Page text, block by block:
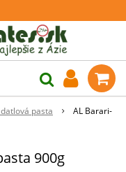
pasta
AL Barari-
900g